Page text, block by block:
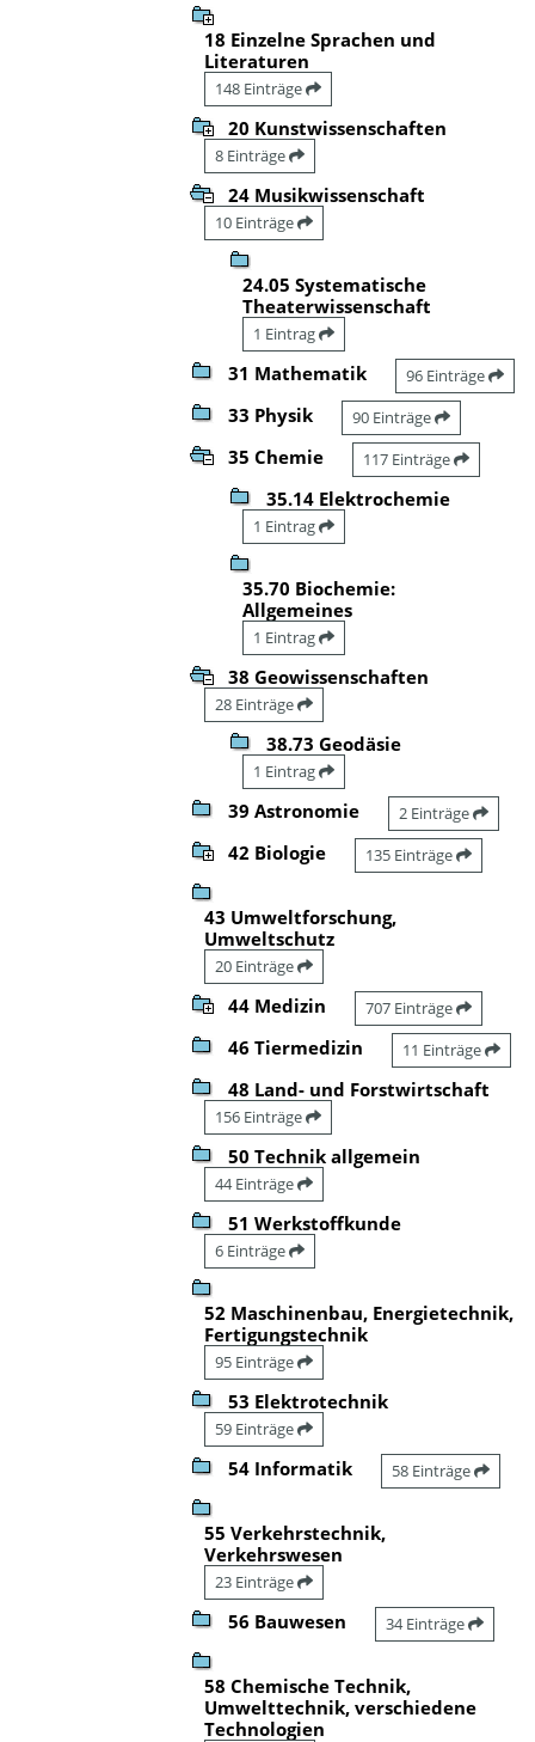
18 Einzelne Sprachen und
Literaturen
148 Einträge
20 Kunstwissenschaften
8 Einträge
24 Musikwissenschaft
10 Einträge
24.05 Systematische
Theaterwissenschaft
1 Eintrag
31 Mathematik 96 Einträge
33 Physik 90 Einträge
35 Chemie 117 Einträge
35.14 Elektrochemie
1 Eintrag
35.70 Biochemie:
Allgemeines
1 Eintrag
38 Geowissenschaften
28 Einträge
38.73 Geodäsie
1 Eintrag
39 Astronomie 2 Einträge
42 Biologie 135 Einträge
43 Umweltforschung,
Umweltschutz
20 Einträge
44 Medizin 707 Einträge
46 Tiermedizin 11 Einträge
48 Land- und Forstwirtschaft
156 Einträge
50 Technik allgemein
44 Einträge
51 Werkstoffkunde
6 Einträge
52 Maschinenbau, Energietechnik,
Fertigungstechnik
95 Einträge
53 Elektrotechnik
59 Einträge
54 Informatik 58 Einträge
55 Verkehrstechnik,
Verkehrswesen
23 Einträge
56 Bauwesen 34 Einträge
58 Chemische Technik,
Umwelttechnik, verschiedene
Technologien